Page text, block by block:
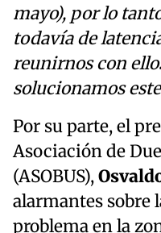
mayo), por lo
todavía de
reunirnos con
solucionamos
Por su parte, el
Asociación de
(ASOBUS),
alarmantes sobre
problema en la